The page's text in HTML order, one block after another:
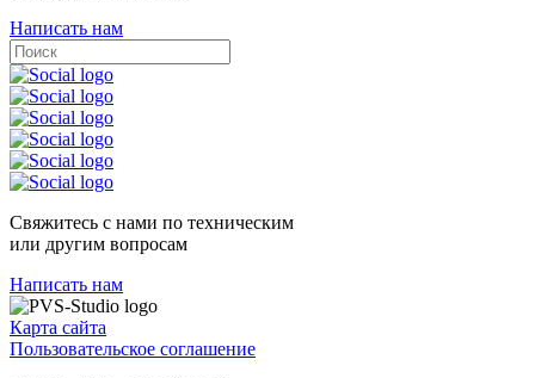
Написать нам
Свяжитесь с нами по техническим
или другим вопросам
Написать нам
Карта сайта
Пользовательское соглашение